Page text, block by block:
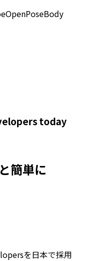
OpenPoseBody
today
簡単に
を日本で採用